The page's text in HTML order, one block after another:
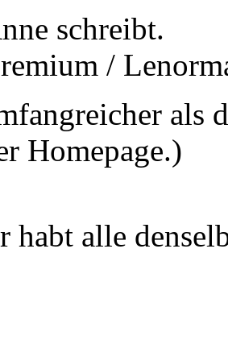
schreibt.
/
als
Homepage.)
habt alle